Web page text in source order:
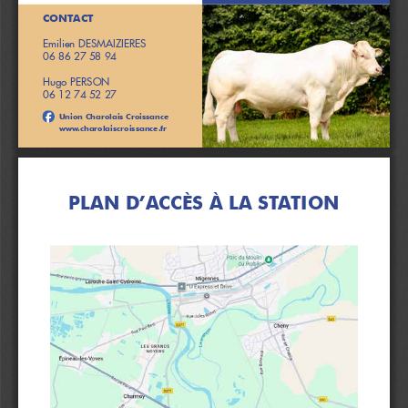
CONTACT
Emilien DESMAIZIERES
06 86 27 58 94
Hugo PERSON
06 12 74 52 27
www.charolaiscroissance.fr
Union Charolais Croissance
PLAN D’ACCÈS À LA STATION